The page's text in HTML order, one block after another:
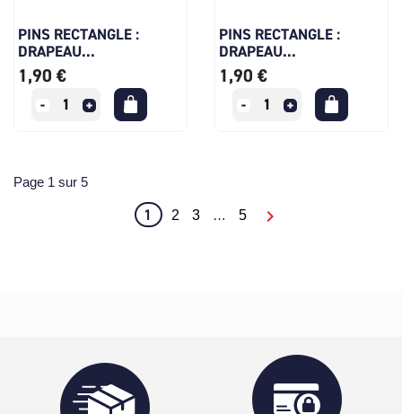
PINS RECTANGLE :
DRAPEAU...
1,90 €
PINS RECTANGLE :
DRAPEAU...
1,90 €
Page 1 sur 5
1 2 3 … 5 